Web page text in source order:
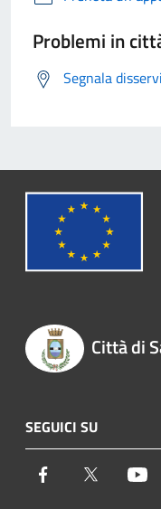
Problemi in
Segnala
Città di
SEGUICI SU
Facebook Twitter